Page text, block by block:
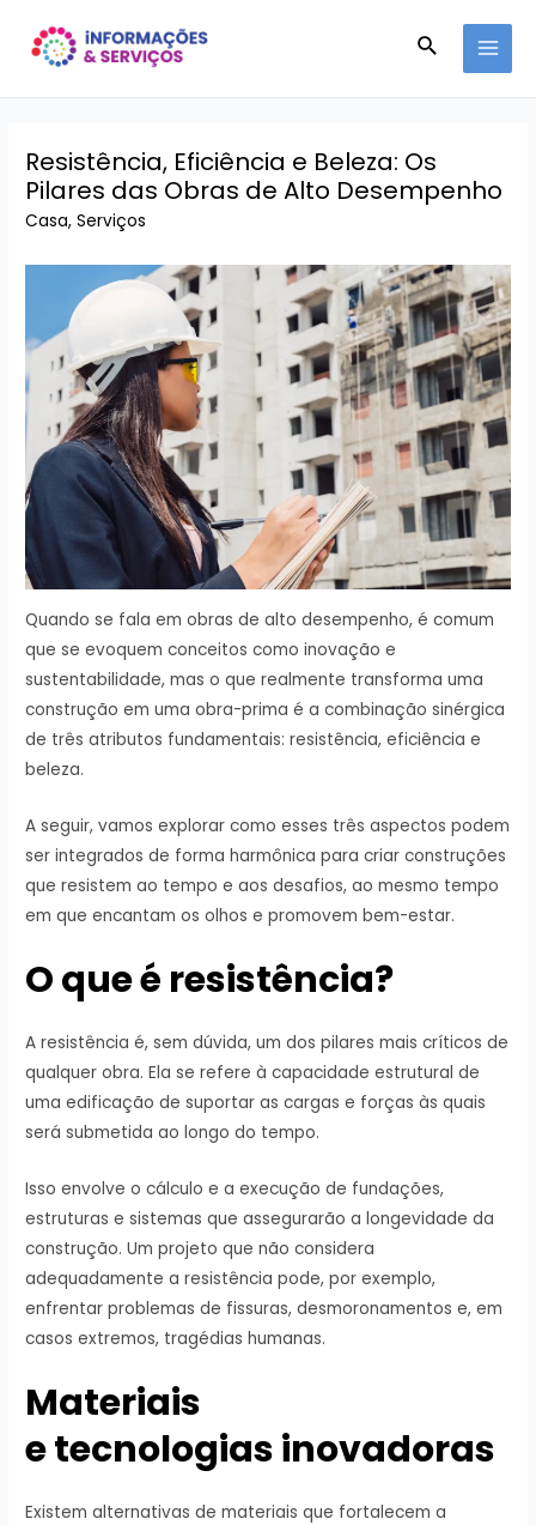
para
Pesquisar
Resistência, Eficiência e Beleza: Os
Pilares das Obras de Alto Desempenho
Casa,Serviços
Quando se fala em obras de alto desempenho, é comum
que se evoquem conceitos como inovação e
sustentabilidade, mas o que realmente transforma uma
construção em uma obra-prima é a combinação sinérgica
de três atributos fundamentais: resistência, eficiência e
beleza.
A seguir, vamos explorar como esses três aspectos podem
ser integrados de forma harmônica para criar construções
que resistem ao tempo e aos desafios, ao mesmo tempo
em que encantam os olhos e promovem bem-estar.
O que é resistência?
A resistência é, sem dúvida, um dos pilares mais críticos de
qualquer obra. Ela se refere à capacidade estrutural de
uma edificação de suportar as cargas e forças às quais
será submetida ao longo do tempo.
Isso envolve o cálculo e a execução de fundações,
estruturas e sistemas que assegurarão a longevidade da
construção. Um projeto que não considera
adequadamente a resistência pode, por exemplo,
enfrentar problemas de fissuras, desmoronamentos e, em
casos extremos, tragédias humanas.
Materiais
e tecnologias inovadoras
Existem alternativas de materiais que fortalecem a